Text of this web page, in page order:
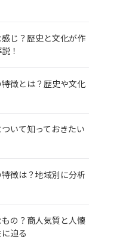
じ？歴史と文化が作
！
徴とは？歴史や文化
いて知っておきたい
徴は？地域別に分析
の？商人気質と人懐
迫る